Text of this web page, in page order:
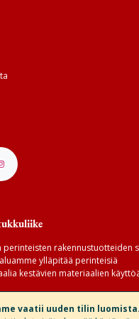
rakennustuotteiden
ylläpitää perinteisiä
kestävien materiaalien
vaatii uuden tilin luomista.